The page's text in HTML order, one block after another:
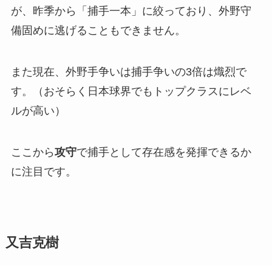
が、昨季から「捕手一本」に絞っており、外野守
備固めに逃げることもできません。
また現在、外野手争いは捕手争いの3倍は熾烈で
す。（おそらく日本球界でもトップクラスにレベ
ルが高い）
ここから攻守で捕手として存在感を発揮できるか
に注目です。
又吉克樹